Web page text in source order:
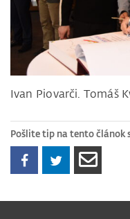
Ivan Piovarči. Tomáš
Pošlite tip na tento